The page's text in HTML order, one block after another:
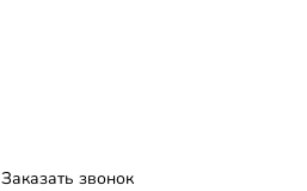
Заказать звонок